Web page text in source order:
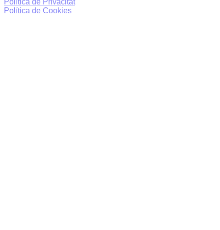
Política de Privacitat
Política de Cookies